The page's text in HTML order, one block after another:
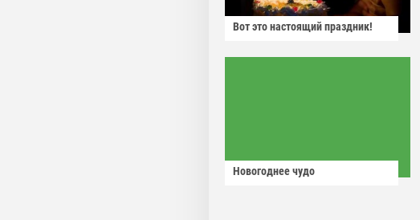
Вот это настоящий праздник!
Новогоднее чудо